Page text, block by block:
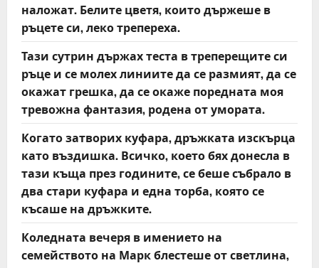
наложат. Белите цветя, които държеше в
ръцете си, леко трепереха.
Тази сутрин държах теста в треперещите си
ръце и се молех линиите да се размият, да се
окажат грешка, да се окаже поредната моя
тревожна фантазия, родена от умората.
Когато затворих куфара, дръжката изскърца
като въздишка. Всичко, което бях донесла в
тази къща през годините, се беше събрало в
два стари куфара и една торба, която се
късаше на дръжките.
Коледната вечеря в имението на
семейството на Марк блестеше от светлина,